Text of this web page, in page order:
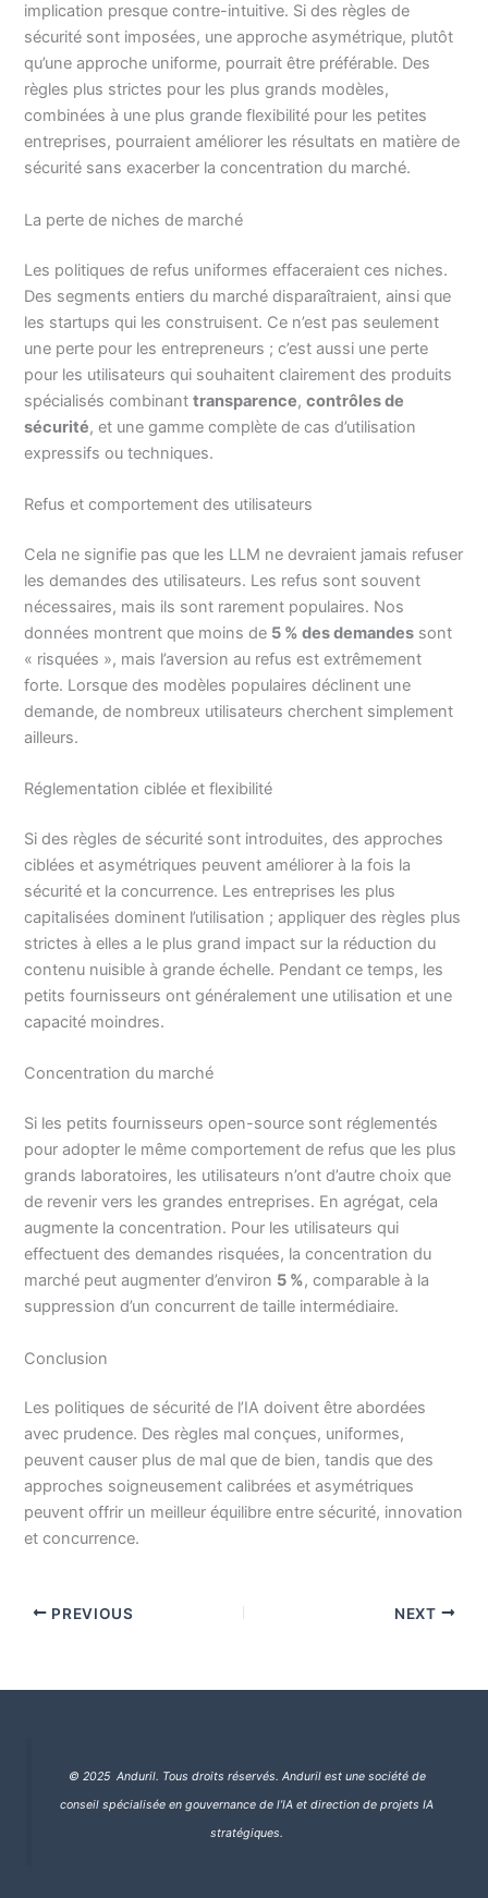
implication presque contre-intuitive. Si des règles de
sécurité sont imposées, une approche asymétrique, plutôt
qu’une approche uniforme, pourrait être préférable. Des
règles plus strictes pour les plus grands modèles,
combinées à une plus grande flexibilité pour les petites
entreprises, pourraient améliorer les résultats en matière de
sécurité sans exacerber la concentration du marché.
La perte de niches de marché
Les politiques de refus uniformes effaceraient ces niches.
Des segments entiers du marché disparaîtraient, ainsi que
les startups qui les construisent. Ce n’est pas seulement
une perte pour les entrepreneurs ; c’est aussi une perte
pour les utilisateurs qui souhaitent clairement des produits
spécialisés combinanttransparence,contrôles de
sécurité, et une gamme complète de cas d’utilisation
expressifs ou techniques.
Refus et comportement des utilisateurs
Cela ne signifie pas que les LLM ne devraient jamais refuser
les demandes des utilisateurs. Les refus sont souvent
nécessaires, mais ils sont rarement populaires. Nos
données montrent que moins de 5 % des demandes sont
« risquées », mais l’aversion au refus est extrêmement
forte. Lorsque des modèles populaires déclinent une
demande, de nombreux utilisateurs cherchent simplement
ailleurs.
Réglementation ciblée et flexibilité
Si des règles de sécurité sont introduites, des approches
ciblées et asymétriques peuvent améliorer à la fois la
sécurité et la concurrence. Les entreprises les plus
capitalisées dominent l’utilisation ; appliquer des règles plus
strictes à elles a le plus grand impact sur la réduction du
contenu nuisible à grande échelle. Pendant ce temps, les
petits fournisseurs ont généralement une utilisation et une
capacité moindres.
Concentration du marché
Si les petits fournisseurs open-source sont réglementés
pour adopter le même comportement de refus que les plus
grands laboratoires, les utilisateurs n’ont d’autre choix que
de revenir vers les grandes entreprises. En agrégat, cela
augmente la concentration. Pour les utilisateurs qui
effectuent des demandes risquées, la concentration du
marché peut augmenter d’environ 5 %, comparable à la
suppression d’un concurrent de taille intermédiaire.
Conclusion
Les politiques de sécurité de l’IA doivent être abordées
avec prudence. Des règles mal conçues, uniformes,
peuvent causer plus de mal que de bien, tandis que des
approches soigneusement calibrées et asymétriques
peuvent offrir un meilleur équilibre entre sécurité, innovation
et concurrence.
PREVIOUS NEXT
© 2025 Anduril. Tous droits réservés. Anduril est une société de
conseil spécialisée en gouvernance de l’IA et direction de projets IA
stratégiques.